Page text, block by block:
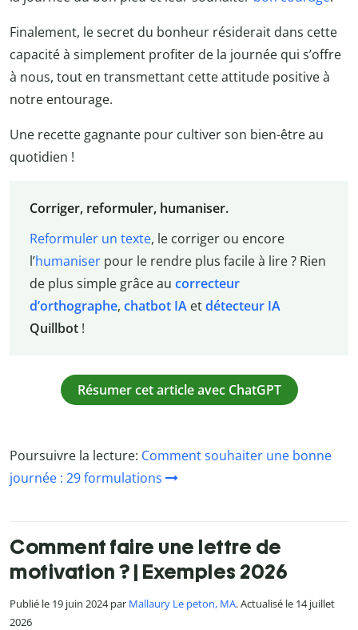
Finalement, le secret du bonheur résiderait dans cette
capacité à simplement profiter de la journée qui s’offre
à nous, tout en transmettant cette attitude positive à
notre entourage.
Une recette gagnante pour cultiver son bien-être au
quotidien !
Corriger, reformuler, humaniser.
Reformuler un texte, le corriger ou encore
l’humaniserpour le rendre plus facile à lire ? Rien
de plus simple grâce au correcteur
d’orthographe, chatbot IAetdétecteur IA
Quillbot!
Résumer cet article avec ChatGPT
Poursuivre la lecture: Comment souhaiter une bonne
journée : 29 formulations
Comment faire une lettre de
motivation ? | Exemples 2026
Publié le 19 juin 2024 par Mallaury Le peton, MA. Actualisé le 14 juillet
2026